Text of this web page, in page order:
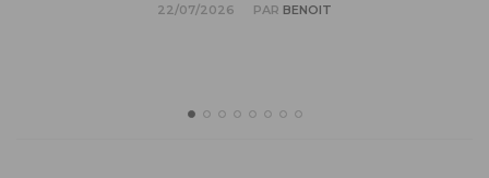
22/07/2026 PAR BENOIT